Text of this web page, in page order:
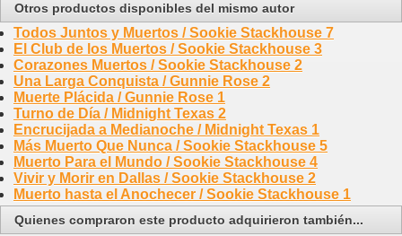
Otros productos disponibles del mismo autor
Todos Juntos y Muertos / Sookie Stackhouse 7
El Club de los Muertos / Sookie Stackhouse 3
Corazones Muertos / Sookie Stackhouse 2
Una Larga Conquista / Gunnie Rose 2
Muerte Plácida / Gunnie Rose 1
Turno de Día / Midnight Texas 2
Encrucijada a Medianoche / Midnight Texas 1
Más Muerto Que Nunca / Sookie Stackhouse 5
Muerto Para el Mundo / Sookie Stackhouse 4
Vivir y Morir en Dallas / Sookie Stackhouse 2
Muerto hasta el Anochecer / Sookie Stackhouse 1
Quienes compraron este producto adquirieron también...